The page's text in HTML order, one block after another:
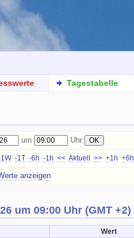
Tagestabelle
um
Uhr
-1T -6h -1h << Aktuell >> +1h +6h
anzeigen
um 09:00 Uhr (GMT +2)
Wert